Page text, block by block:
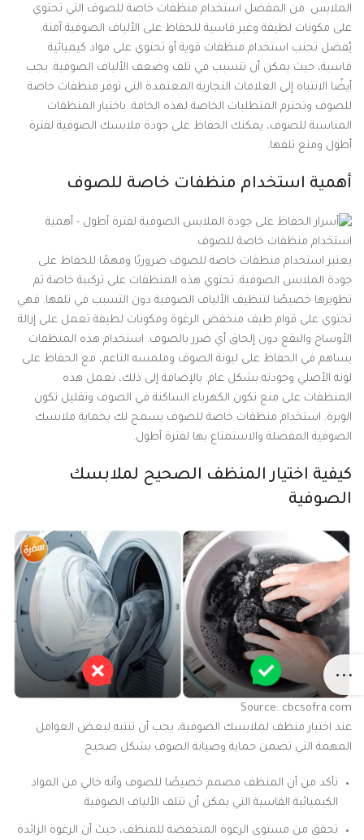
الملابس. من المفضل استخدام منظفات خاصة للصوف التي تحتوي
على مكونات لطيفة وغير قاسية للحفاظ على الألياف الصوفية آمنة.
يُفضل تجنب استخدام منظفات قوية أو تحتوي على مواد كيميائية
قاسية، حيث يمكن أن تتسبب في تلف وضعف الألياف الصوفية. يجب
أيضًا الانتباه إلى العلامات التجارية المعتمدة التي توفر منظفات خاصة
للصوف وتحترم المتطلبات الخاصة لهذه الخامة. باختيار المنظفات
المناسبة للصوف، يمكنك الحفاظ على جودة ملابسك الصوفية لفترة
أطول ومنع تلفها.
أهمية استخدام منظفات خاصة للصوف
يعتبر استخدام منظفات خاصة للصوف ضروريًا ومهمًا للحفاظ على
جودة الملابس الصوفية. تحتوي هذه المنظفات على تركيبة خاصة تم
تطويرها خصيصًا لتنظيف الألياف الصوفية دون التسبب في تلفها. فهي
تحتوي على قوام طيف منخفض الرغوة ومكونات لطيفة تعمل على إزالة
الأوساخ والبقع دون إلحاق أي ضرر بالصوف. استخدام هذه المنظفات
يساهم في الحفاظ على ليونة الصوف وملمسه الناعم، مع الحفاظ على
لونه الأصلي وجودته بشكل عام. بالإضافة إلى ذلك، تعمل هذه
المنظفات على منع تكون الكهرباء الساكنة في الصوف وتقليل تكون
الوبرة. استخدام منظفات خاصة للصوف يسمح لك بحماية ملابسك
الصوفية المفضلة والاستمتاع بها لفترة أطول.
كيفية اختيار المنظف الصحيح لملابسك
الصوفية
Source: cbcsofra.com
عند اختيار منظف لملابسك الصوفية، يجب أن تنتبه لبعض العوامل
المهمة التي تضمن حماية وصيانة الصوف بشكل صحيح.
تأكد من أن المنظف مصمم خصيصًا للصوف وأنه خالي من المواد
الكيميائية القاسية التي يمكن أن تتلف الألياف الصوفية.
تحقق من مستوى الرغوة المنخفضة للمنظف، حيث أن الرغوة الزائدة